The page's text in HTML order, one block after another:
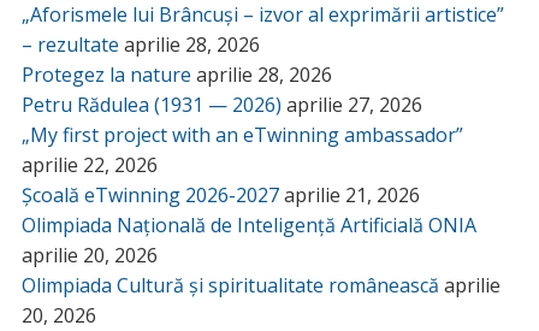
„Aforismele lui Brâncuși – izvor al exprimării artistice”
– rezultate aprilie 28, 2026
Protegez la nature aprilie 28, 2026
Petru Rădulea (1931 — 2026) aprilie 27, 2026
„My first project with an eTwinning ambassador”
aprilie 22, 2026
Școală eTwinning 2026-2027aprilie 21, 2026
Olimpiada Națională de Inteligență Artificială ONIA
aprilie 20, 2026
Olimpiada Cultură și spiritualitate românească aprilie
20, 2026